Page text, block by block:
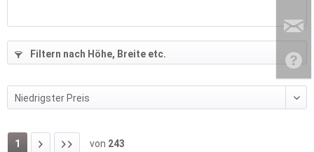
Filtern nach Höhe, Breite etc.
(2442)
1 von 243